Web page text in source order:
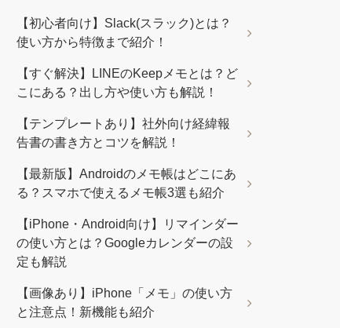
【初心者向け】Slack(スラック)とは？
使い方から特徴まで紹介！
【すぐ解決】LINEのKeepメモとは？ど
こにある？出し方や使い方も解説！
【テンプレートあり】社外向け経緯報
告書の書き方とコツを解説！
【最新版】Androidのメモ帳はどこにあ
る？スマホで使えるメモ帳3選も紹介
【iPhone・Android向け】リマインダー
の使い方とは？Googleカレンダーの設
定も解説
【画像あり】iPhone「メモ」の使い方
と注意点！新機能も紹介